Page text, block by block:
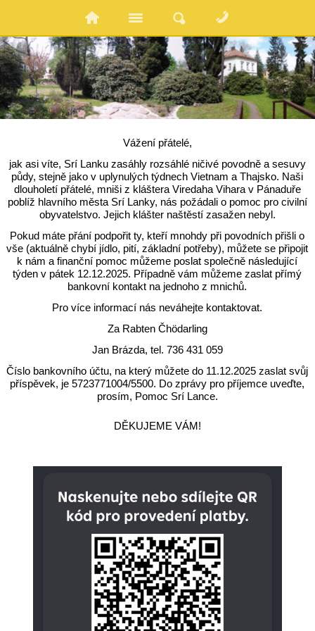
Vážení přátelé,
jak asi víte, Srí Lanku zasáhly rozsáhlé ničivé povodně a sesuvy
půdy, stejně jako v uplynulých týdnech Vietnam a Thajsko. Naši
dlouholetí přátelé, mniši z kláštera Viredaha Vihara v Pánaduře
poblíž hlavního města Srí Lanky, nás požádali o pomoc pro civilní
obyvatelstvo. Jejich klášter naštěstí zasažen nebyl.
Pokud máte přání podpořit ty, kteří mnohdy při povodních přišli o
vše (aktuálně chybí jídlo, pití, základní potřeby), můžete se připojit
k nám a finanční pomoc můžeme poslat společně následující
týden v pátek 12.12.2025. Případně vám můžeme zaslat přímý
bankovní kontakt na jednoho z mnichů.
Pro více informací nás neváhejte kontaktovat.
Za Rabten Čhödarling
Jan Brázda, tel. 736 431 059
Číslo bankovního účtu, na který můžete do 11.12.2025 zaslat svůj
příspěvek, je5723771004/5500. Do zprávy pro příjemce uveďte,
prosím, Pomoc Srí Lance.
DĚKUJEME VÁM!